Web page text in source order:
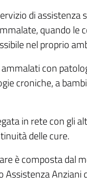
di
quando le
nel proprio
con
croniche, a
in rete con gli
delle cure.
è composta dal
Assistenza Anziani